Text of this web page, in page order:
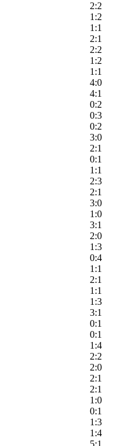
2:2
1:2
1:1
2:1
2:2
1:2
1:1
4:0
4:1
0:2
0:3
0:2
3:0
2:1
0:1
1:1
2:3
2:1
3:0
1:0
3:1
2:0
1:3
0:4
1:1
2:1
1:1
1:3
3:1
0:1
0:1
1:4
2:2
2:0
2:1
2:1
1:0
0:1
1:3
1:4